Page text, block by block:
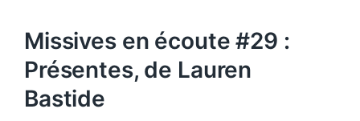
Missives en écoute #29 :
Présentes, de Lauren
Bastide